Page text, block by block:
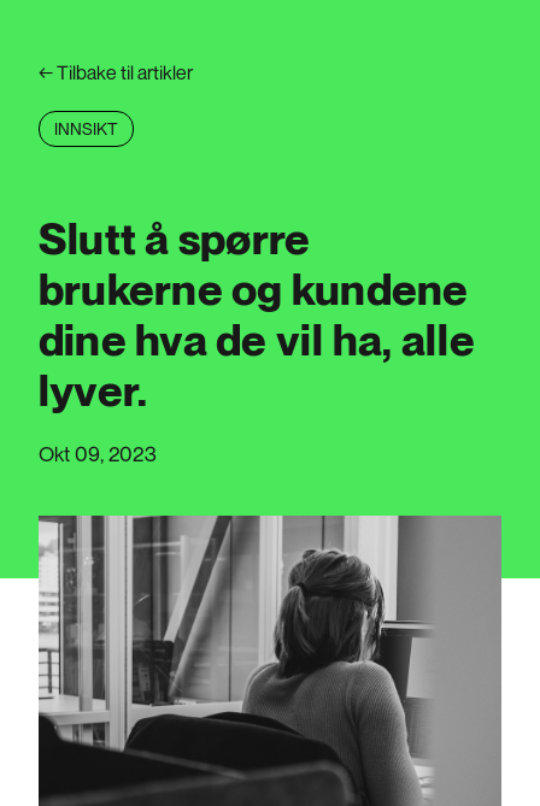
←Tilbake til artikler
INNSIKT
Slutt å spørre
brukerne og kundene
dine hva de vil ha, alle
lyver.
Okt 09, 2023